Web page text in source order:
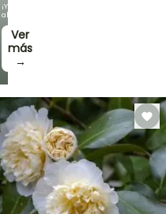
BULBOS
DE
¡Y
ahorra!
Ver
más
→